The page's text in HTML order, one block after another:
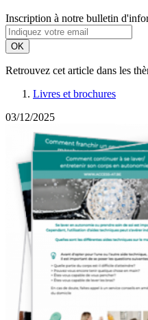
Inscription à notre bulletin
OK
Retrouvez cet article dans les
Livres et brochures
03/12/2025